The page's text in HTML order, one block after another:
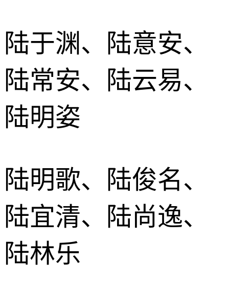
陆于渊、陆意安、
陆常安、陆云易、
陆明姿
陆明歌、陆俊名、
陆宜清、陆尚逸、
陆林乐